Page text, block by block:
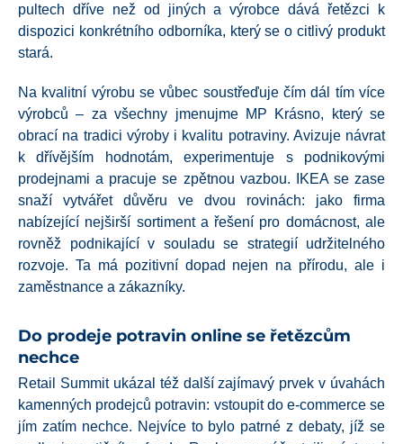
pultech dříve než od jiných a výrobce dává řetězci k
dispozici konkrétního odborníka, který se o citlivý produkt
stará.
Na kvalitní výrobu se vůbec soustřeďuje čím dál tím více
výrobců – za všechny jmenujme MP Krásno, který se
obrací na tradici výroby i kvalitu potraviny. Avizuje návrat
k dřívějším hodnotám, experimentuje s podnikovými
prodejnami a pracuje se zpětnou vazbou. IKEA se zase
snaží vytvářet důvěru ve dvou rovinách: jako firma
nabízející nejširší sortiment a řešení pro domácnost, ale
rovněž podnikající v souladu se strategií udržitelného
rozvoje. Ta má pozitivní dopad nejen na přírodu, ale i
zaměstnance a zákazníky.
Do prodeje potravin online se řetězcům
nechce
Retail Summit ukázal též další zajímavý prvek v úvahách
kamenných prodejců potravin: vstoupit do e-commerce se
jím zatím nechce. Nejvíce to bylo patrné z debaty, jíž se